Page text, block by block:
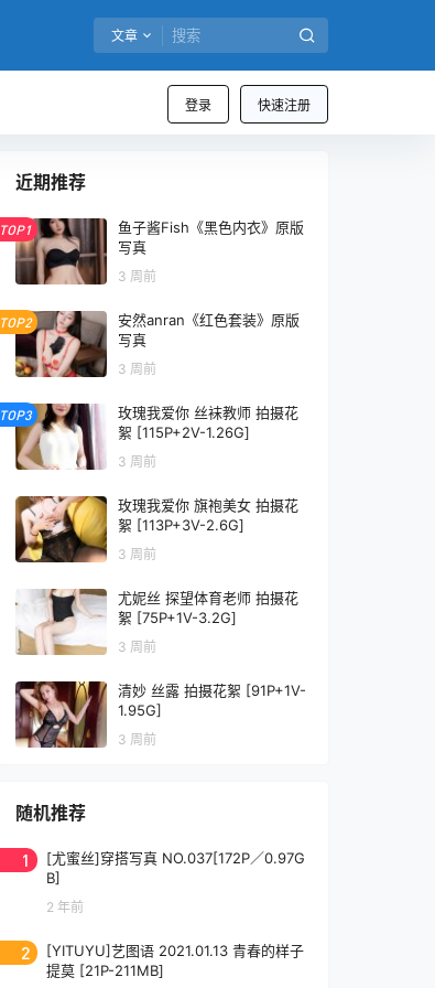
文章
登录 快速注册
近期推荐
TOP1
鱼子酱Fish《黑色内衣》原版
写真
3 周前
TOP2
安然anran《红色套装》原版
写真
3 周前
TOP3
玫瑰我爱你 丝袜教师 拍摄花
絮 [115P+2V-1.26G]
3 周前
玫瑰我爱你 旗袍美女 拍摄花
絮 [113P+3V-2.6G]
3 周前
尤妮丝 探望体育老师 拍摄花
絮 [75P+1V-3.2G]
3 周前
清妙 丝露 拍摄花絮 [91P+1V-
1.95G]
3 周前
随机推荐
1
[尤蜜丝]穿搭写真 NO.037[172P／0.97G
B]
2 年前
2
[YITUYU]艺图语 2021.01.13 青春的样子
提莫 [21P-211MB]